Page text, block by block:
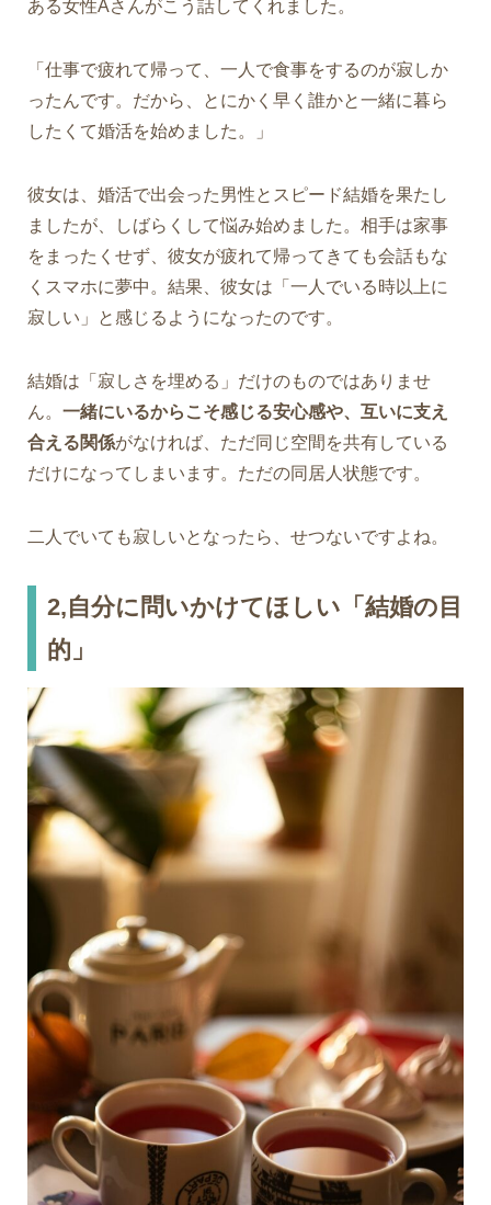
ある女性Aさんがこう話してくれました。
「仕事で疲れて帰って、一人で食事をするのが寂しか
ったんです。だから、とにかく早く誰かと一緒に暮ら
したくて婚活を始めました。」
彼女は、婚活で出会った男性とスピード結婚を果たし
ましたが、しばらくして悩み始めました。相手は家事
をまったくせず、彼女が疲れて帰ってきても会話もな
くスマホに夢中。結果、彼女は「一人でいる時以上に
寂しい」と感じるようになったのです。
結婚は「寂しさを埋める」だけのものではありませ
ん。 一緒にいるからこそ感じる安心感や、互いに支え
合える関係がなければ、ただ同じ空間を共有している
だけになってしまいます。ただの同居人状態です。
二人でいても寂しいとなったら、せつないですよね。
2,自分に問いかけてほしい「結婚の目
的」